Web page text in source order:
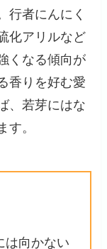
行者にんにく
化アリルなど
くなる傾向が
香りを好む愛
、若芽にはな
す。
は向かない